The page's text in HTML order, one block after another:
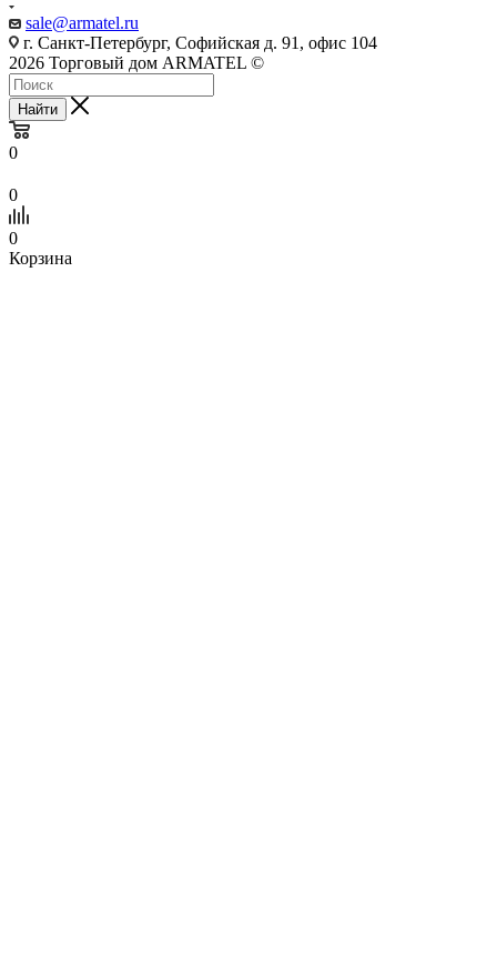
sale@armatel.ru
г. Санкт-Петербург, Софийская д. 91, офис 104
2026 Торговый дом ARMATEL ©
Найти
0
0
0
Корзина